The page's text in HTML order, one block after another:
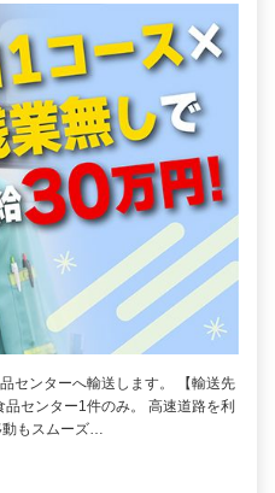
センターへ輸送します。 【輸送先
センター1件のみ。 高速道路を利
動もスムーズ…